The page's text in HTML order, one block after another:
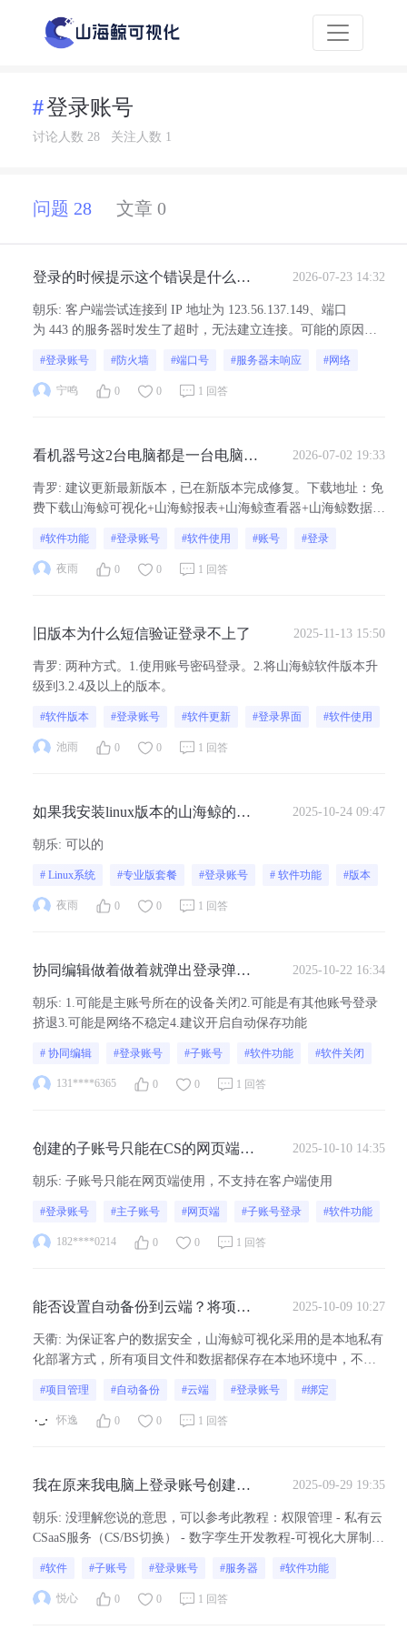
登录账号
讨论人数 28 关注人数 1
问题 28 文章 0
登录的时候提示这个错误是什么原
2026-07-23 14:32
朝乐: 客户端尝试连接到 IP 地址为 123.56.137.149、端口
为 443 的服务器时发生了超时，无法建立连接。可能的原因包
#登录账号 #防火墙 #端口号 #服务器未响应 #网络
宁鸣 0 0 1 回答
看机器号这2台电脑都是一台电脑，
间就这误报
2026-07-02 19:33
青罗: 建议更新最新版本，已在新版本完成修复。下载地址：免
费下载山海鲸可视化+山海鲸报表+山海鲸查看器+山海鲸数据管
#软件功能 #登录账号 #软件使用 #账号 #登录
夜雨 0 0 1 回答
旧版本为什么短信验证登录不上了 2025-11-13 15:50
青罗: 两种方式。1.使用账号密码登录。2.将山海鲸软件版本升
级到3.2.4及以上的版本。
#软件版本 #登录账号 #软件更新 #登录界面 #软件使用
池雨 0 0 1 回答
如果我安装linux版本的山海鲸的
了专业版套餐的账号，应该可以用
吧？
2025-10-24 09:47
朝乐: 可以的
# Linux系统 #专业版套餐 #登录账号 # 软件功能 #版本
夜雨 0 0 1 回答
协同编辑做着做着就弹出登录弹
西就没了
2025-10-22 16:34
朝乐: 1.可能是主账号所在的设备关闭2.可能是有其他账号登录
挤退3.可能是网络不稳定4.建议开启自动保存功能
# 协同编辑 #登录账号 #子账号 #软件功能 #软件关闭
131****6365 0 0 1 回答
创建的子账号只能在CS的网页端使
录
2025-10-10 14:35
朝乐: 子账号只能在网页端使用，不支持在客户端使用
#登录账号 #主子账号 #网页端 #子账号登录 #软件功能
182****0214 0 0 1 回答
能否设置自动备份到云端？将项目
2025-10-09 10:27
天衢: 为保证客户的数据安全，山海鲸可视化采用的是本地私有
化部署方式，所有项目文件和数据都保存在本地环境中，不会
登录账号绑定。
#项目管理 #自动备份 #云端 #登录账号 #绑定
怀逸 0 0 1 回答
我在原来我电脑上登录账号创建的
器的山海鲸上之后，为啥子账号没
2025-09-29 19:35
朝乐: 没理解您说的意思，可以参考此教程：权限管理 - 私有云
CSaaS服务（CS/BS切换） - 数字孪生开发教程-可视化大屏制作
#软件 #子账号 #登录账号 #服务器 #软件功能
悦心 0 0 1 回答